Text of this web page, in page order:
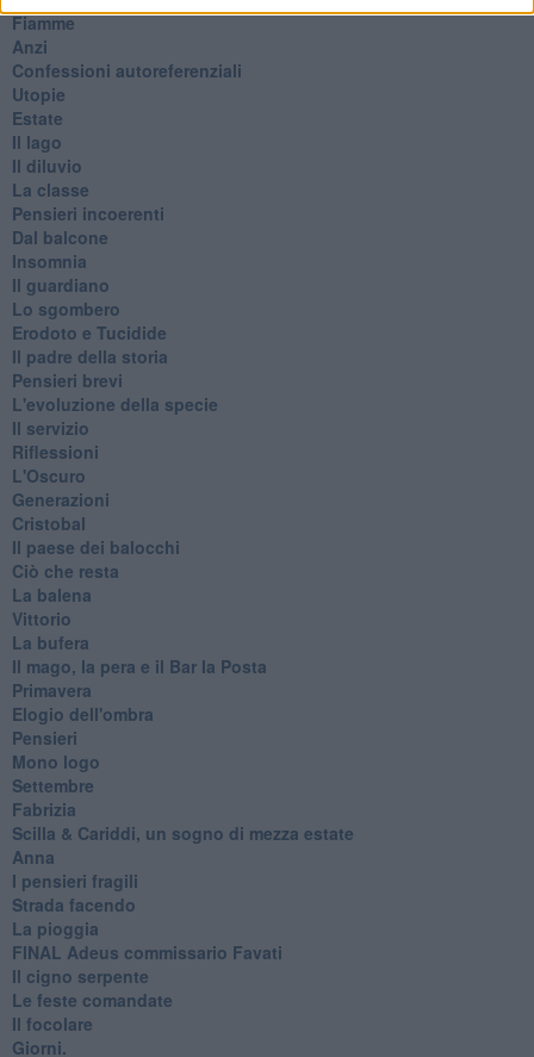
Fiamme
Anzi
Confessioni autoreferenziali
Utopie
Estate
Il lago
Il diluvio
La classe
Pensieri incoerenti
Dal balcone
Insomnia
Il guardiano
Lo sgombero
Erodoto e Tucidide
Il padre della storia
Pensieri brevi
L'evoluzione della specie
Il servizio
Riflessioni
L'Oscuro
Generazioni
Cristobal
Il paese dei balocchi
Ciò che resta
La balena
Vittorio
La bufera
Il mago, la pera e il Bar la Posta
Primavera
Elogio dell'ombra
Pensieri
Mono logo
Settembre
Fabrizia
​Scilla & Cariddi, un sogno di mezza estate
Anna
I pensieri fragili
Strada facendo
La pioggia
FINAL Adeus commissario Favati
Il cigno serpente
Le feste comandate
Il focolare
Giorni.